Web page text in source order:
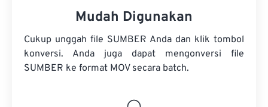
Mudah Digunakan
Cukup unggah file SUMBER Anda dan klik tombol
konversi. Anda juga dapat mengonversi file
SUMBER ke format MOV secara batch.